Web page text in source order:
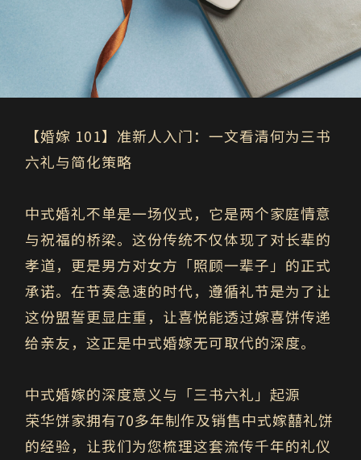
【婚嫁 101】准新人入门：一文看清何为三书
六礼与简化策略
中式婚礼不单是一场仪式，它是两个家庭情意
与祝福的桥梁。这份传统不仅体现了对长辈的
孝道，更是男方对女方「照顾一辈子」的正式
承诺。在节奏急速的时代，遵循礼节是为了让
这份盟誓更显庄重，让喜悦能透过嫁喜饼传递
给亲友，这正是中式婚嫁无可取代的深度。
中式婚嫁的深度意义与「三书六礼」起源
荣华饼家拥有70多年制作及销售中式嫁囍礼饼
的经验，让我们为您梳理这套流传千年的礼仪